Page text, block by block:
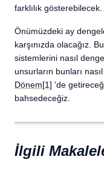
farklılık gösterebilecek.
Önümüzdeki ay
karşınızda olacağız.
sistemlerini nasıl
unsurların bunları
Dönem[1] 'de
bahsedeceğiz.
İlgili